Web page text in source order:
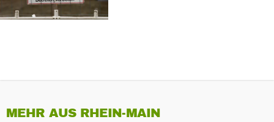
MEHR AUS RHEIN-MAIN